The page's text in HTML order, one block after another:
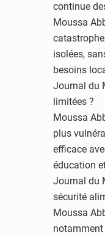
continue
Moussa
isolées,
besoins
Journal du
limitées ?
Moussa
plus
efficace
éducation
Journal du
sécurité
Moussa
notamment